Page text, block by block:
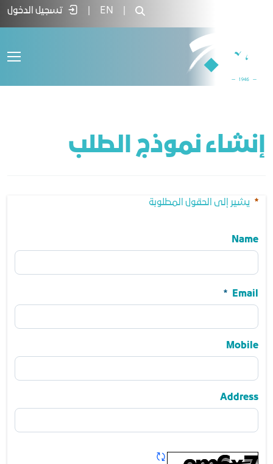
EN تسجيل الدخول
إنشاء نموذج الطلب
يشير إلى الحقول المطلوبة
Name
Email
مطلوب
Mobile
Address
تحديث الكابتشا